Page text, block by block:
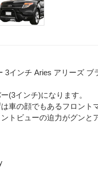
3インチ Aries アリーズ ブ
(3インチ)になります。
車の顔でもあるフロン
トビューの迫力がグンと